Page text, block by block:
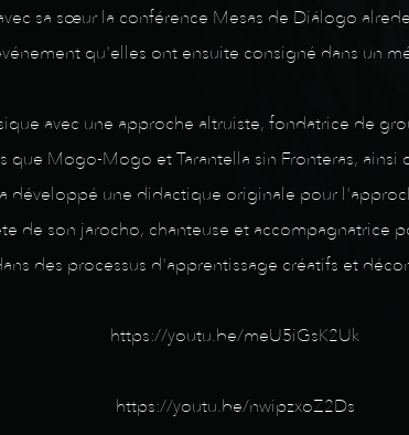
sa sœur la conférence Mesas de Diálogo
qu'elles ont ensuite consigné dans un
avec une approche altruiste, fondatrice de
que Mogo-Mogo et Tarantella sin Fronteras,
développé une didactique originale pour
de son jarocho, chanteuse et accompagnatrice
des processus d'apprentissage créatifs et
https://youtu.be/meU5iGsK2Uk
https://youtu.be/nwipzxoZ2Ds